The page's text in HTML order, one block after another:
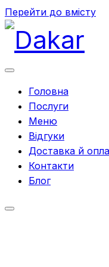
Перейти до вмісту
Головна
Послуги
Меню
Відгуки
Доставка й
Контакти
Блог